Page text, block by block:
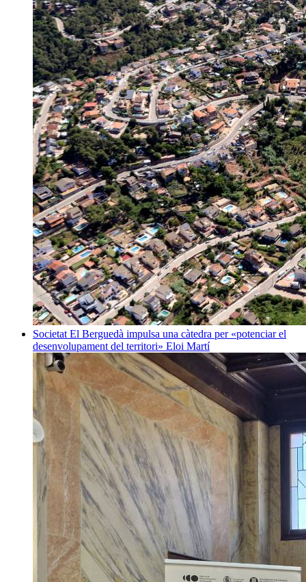
Societat El Berguedà impulsa una càtedra per «potenciar el
desenvolupament del territori» Eloi Martí